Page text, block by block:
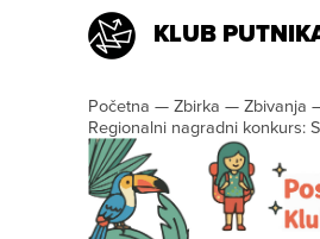
KLUB
Početna — Zbirka — Zbivanja
Regionalni nagradni konkurs: